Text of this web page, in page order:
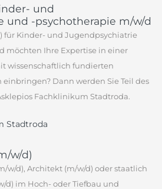
und
und -psychotherapie m/w/d
für Kinder- und Jugendpsychiatrie
möchten Ihre Expertise in einer
wissenschaftlich fundierten
Dann werden Sie Teil des
Fachklinikum Stadtroda.
Stadtroda
w/d)
w/d), Architekt (m/w/d) oder staatlich
d) im Hoch- oder Tiefbau und